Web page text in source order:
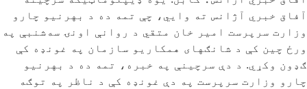
آفاق خبري آژانس ته وایي، چې تمه ده د بهرنیو چارو
وزارت سرپرست امیر خان متقي د روانې اونۍ سه‌شنبې په
ورځ چین کې د شانګهای همکاریو سازمان په غونډه کې
ګډون وکړي. د دې سرچینې په خبره، تمه ده د بهرنیو
چارو وزارت سرپرست په دې غونډه کې د ناظر په توګه